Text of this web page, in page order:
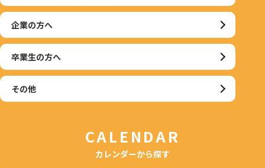
企業の方へ
卒業生の方へ
その他
CALENDAR
カレンダーから探す